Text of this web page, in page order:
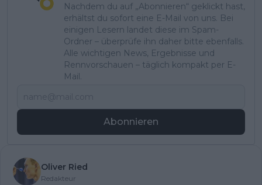
Nachdem du auf „Abonnieren“ geklickt hast,
erhältst du sofort eine E-Mail von uns. Bei
einigen Lesern landet diese im Spam-
Ordner – überprüfe ihn daher bitte ebenfalls.
Alle wichtigen News, Ergebnisse und
Rennvorschauen – täglich kompakt per E-
Mail.
Abonnieren
Oliver Ried
Redakteur